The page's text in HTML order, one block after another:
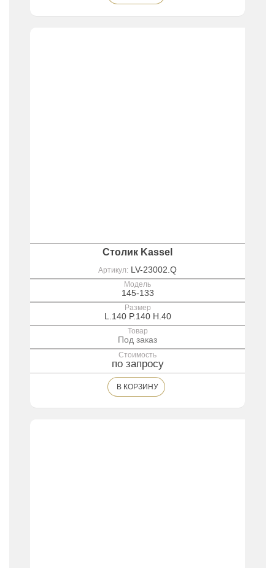
Столик Kassel
Артикул: LV-23002.Q
Модель
145-133
Размер
L.140 P.140 H.40
Товар
Под заказ
Стоимость
по запросу
В КОРЗИНУ